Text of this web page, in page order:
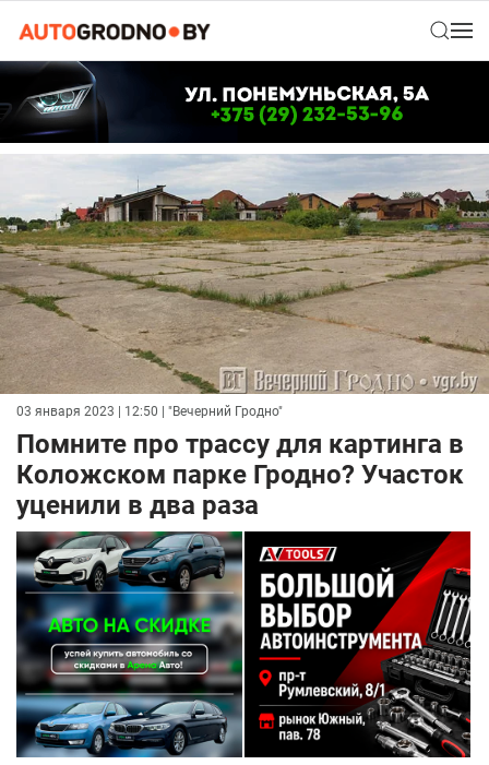
03 января 2023 | 12:50 | "Вечерний Гродно"
Помните про трассу для картинга в
Коложском парке Гродно? Участок
уценили в два раза